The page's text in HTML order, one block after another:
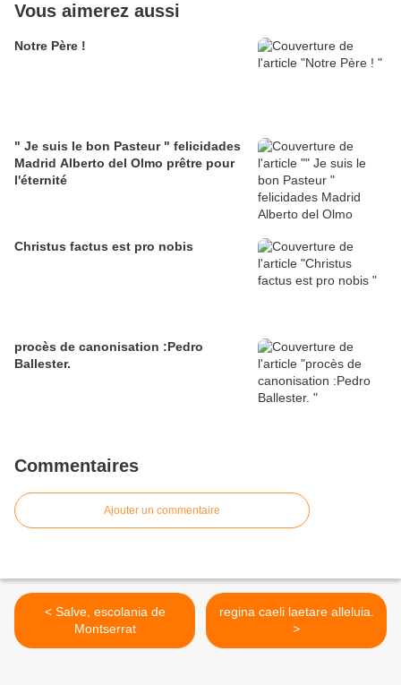
Vous aimerez aussi
Notre Père !
" Je suis le bon Pasteur " felicidades
Madrid Alberto del Olmo prêtre pour
l'éternité
Christus factus est pro nobis
procès de canonisation :Pedro
Ballester.
Commentaires
Ajouter un commentaire
< Salve, escolania de
Montserrat
regina caeli laetare alleluia.
>